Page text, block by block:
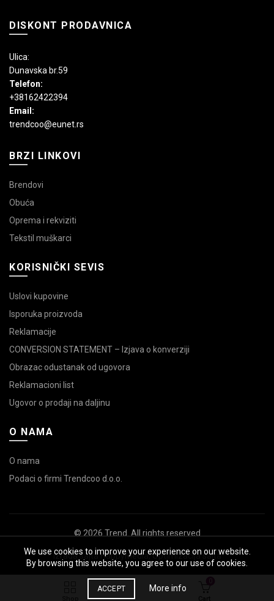
DISKONT PRODAVNICA
Ulica:
Dunavska br.59
Telefon:
+38162422394
Email:
trendcoo@eunet.rs
BRZI LINKOVI
Brendovi
Obuća
Oprema i rekviziti
Tekstil muškarci
KORISNIČKI SEVIS
Uslovi kupovine
Isporuka proizvoda
Reklamacije
CONVERSION STATEMENT – Izjava o konverziji
Obrazac odustanak od ugovora
Reklamacioni list
Ugovor o prodaji na daljinu
O NAMA
O nama
Podaci o firmi Trendcoo d.o.o.
© 2026 Trend . All rights reserved
Izrada sajtaHappyMedia,Optimizacija sajta
We use cookies to improve your experience on our website.
By browsing this website, you agree to our use of cookies.
ACCEPT More info